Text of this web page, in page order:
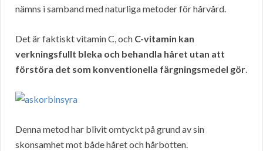
nämns i samband med naturliga metoder för hårvård.
Det är faktiskt vitamin C, och C-vitamin kan
verkningsfullt bleka och behandla håret utan att
förstöra det som konventionella färgningsmedel gör.
Denna metod har blivit omtyckt på grund av sin
skonsamhet mot både håret och hårbotten.